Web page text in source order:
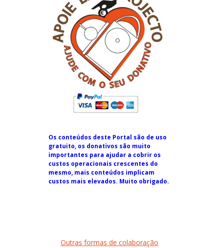
Os conteúdos deste Portal são de uso
gratuito, os donativos são muito
importantes para ajudar a cobrir os
custos operacionais crescentes do
mesmo, mais conteúdos implicam
custos mais elevados. Muito obrigado.
Outras formas de colaboração